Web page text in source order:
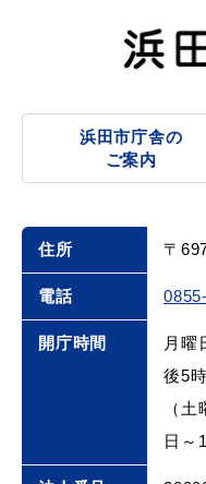
ご案内
浜田市庁舎の
ご案内
住所 〒
電話
開庁時間
月曜
後5
（
日～